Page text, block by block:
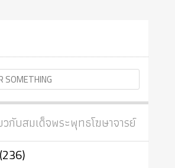
วกับสมเด็จพระพุทธโฆษาจารย์